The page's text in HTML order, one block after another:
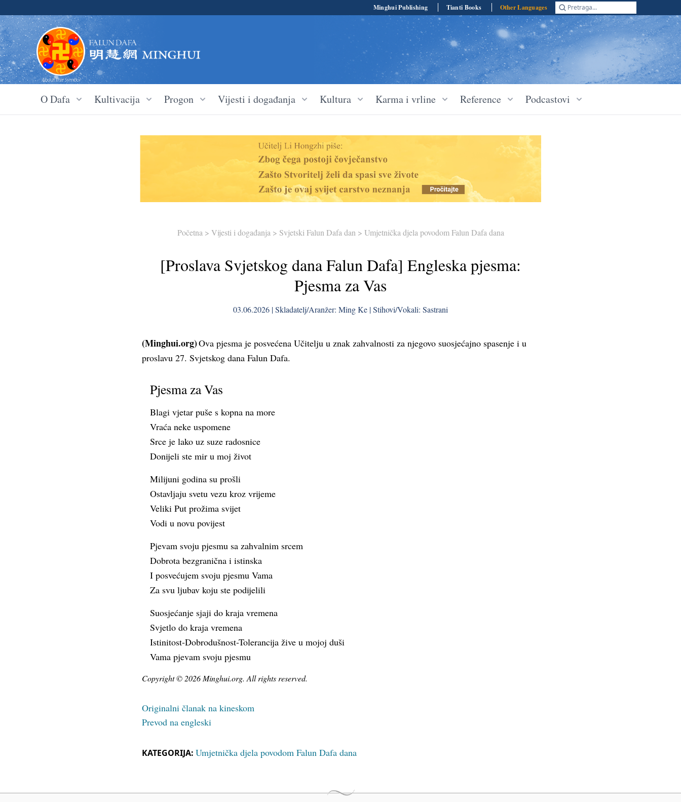
Minghui Publishing Tianti Books Other Languages Pretraga...
O Dafa Kultivacija Progon Vijesti i događanja Kultura Karma i vrline Reference Podcastovi
Početna > Vijesti i događanja > Svjetski Falun Dafa dan > Umjetnička djela povodom Falun Dafa dana
[Proslava Svjetskog dana Falun Dafa] Engleska pjesma:
Pjesma za Vas
03.06.2026 | Skladatelj/Aranžer: Ming Ke | Stihovi/Vokali: Sastrani
(Minghui.org)Ova pjesma je posvećena Učitelju u znak zahvalnosti za njegovo suosjećajno spasenje i u
proslavu 27. Svjetskog dana Falun Dafa.
Pjesma za Vas
Blagi vjetar puše s kopna na more
Vraća neke uspomene
Srce je lako uz suze radosnice
Donijeli ste mir u moj život
Milijuni godina su prošli
Ostavljaju svetu vezu kroz vrijeme
Veliki Put prožima svijet
Vodi u novu povijest
Pjevam svoju pjesmu sa zahvalnim srcem
Dobrota bezgranična i istinska
I posvećujem svoju pjesmu Vama
Za svu ljubav koju ste podijelili
Suosjećanje sjaji do kraja vremena
Svjetlo do kraja vremena
Istinitost-Dobrodušnost-Tolerancija žive u mojoj duši
Vama pjevam svoju pjesmu
Copyright © 2026 Minghui.org. All rights reserved.
Originalni članak na kineskom
Prevod na engleski
KATEGORIJA: Umjetnička djela povodom Falun Dafa dana